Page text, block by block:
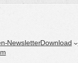
NewsletterDownload